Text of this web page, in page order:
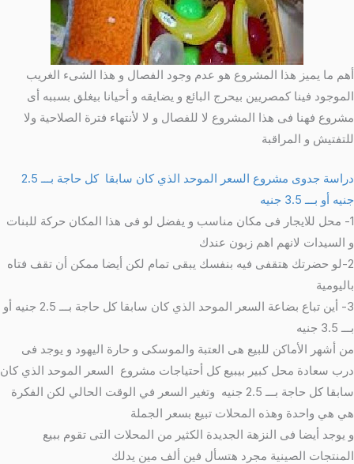
أهم ما يميز هذا المشروع هو عدم وجود الفصال و هذا الشىء الغريب
الموجود فينا كمصريين بيحرج البائع و يضايقه و أحيانا بيغلق بسببه أى
مشروع فهنا فى هذا المشروع لا للفصال و لا لأنتهاء فترة الصلاحية ولا
للتفتيش و المراقبة
دراسة جدوى مشروع السعر الموحد الذي كان سابقا كل حاجة بـــ 2.5
جنيه أو بـــ 3.5 جنيه
1- محل للايجار فى مكان مناسب و يفضل لو فى هذا المكان حركة للبنات
و السيدات لانهم اهم زبون عندك
2-لو حضرتك هتقفى فيه بنفسك يبقى تمام لكن أيضا ممكن أن تقف فتاه
باليومية
3- أين تباع بضاعة السعر الموحد الذي كان سابقا كل حاجة بـــ 2.5 جنيه أو
بـــ 3.5 جنيه
من أشهر الأماكن للبيع هى العتبة والموسكى و حارة اليهود و يوجد فى
درب سعادة محل كبير بيبيع كل أحتياجات مشروع السعر الموحد الذي كان
سابقا كل حاجة بـــ 2.5 جنيه وتغير السعر في الوقت الحالي لكن الفكرة
هي هي واحدة وهذه المحلات تبيع بسعر الجملة
و يوجد أيضا فى النزهة الجديدة الكثير من المحلات التى تقوم ببيع
المنتجات الصينية مجرد هتسأل فين ألف مين يدلك